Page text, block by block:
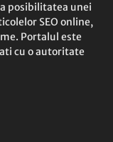
posibilitatea unei
SEO online,
Portalul este
cu o autoritate